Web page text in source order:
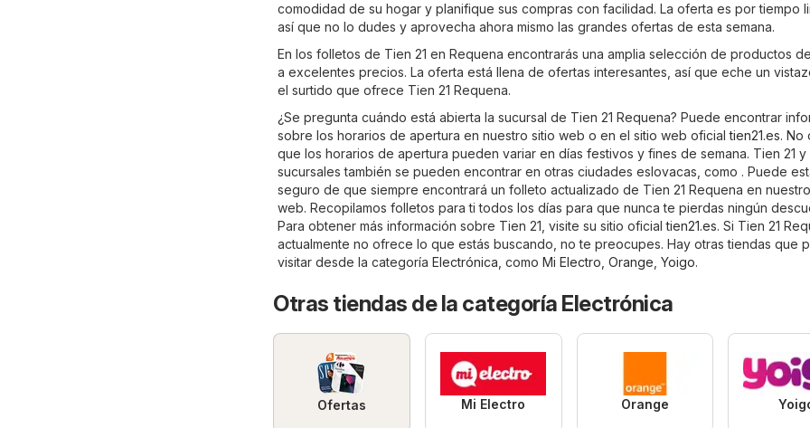
comodidad de su hogar y planifique sus compras con facilidad. La oferta es por tiempo
así que no lo dudes y aprovecha ahora mismo las grandes ofertas de esta semana.
En los folletos de Tien 21 en Requena encontrarás una amplia selección de productos
a excelentes precios. La oferta está llena de ofertas interesantes, así que eche un
el surtido que ofrece Tien 21 Requena.
¿Se pregunta cuándo está abierta la sucursal de Tien 21 Requena? Puede encontrar
sobre los horarios de apertura en nuestro sitio web o en el sitio web oficialtien21.es. No
que los horarios de apertura pueden variar en días festivos y fines de semana. Tien 21 y
sucursales también se pueden encontrar en otras ciudades eslovacas, como . Puede
seguro de que siempre encontrará un folleto actualizado de Tien 21 Requena en
web. Recopilamos folletos para ti todos los días para que nunca te pierdas ningún
Para obtener más información sobre Tien 21, visite su sitio oficialtien21.es. Si Tien 21
actualmente no ofrece lo que estás buscando, no te preocupes. Hay otras tiendas que
visitar desde la categoría Electrónica , como Mi Electro Orange Yoigo.
Otras tiendas de la categoría Electrónica
Ofertas Mi Electro Orange